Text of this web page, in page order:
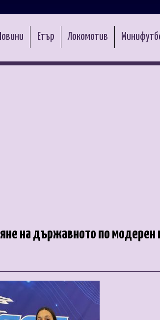
Етър Локомотив
на държавното по модерен